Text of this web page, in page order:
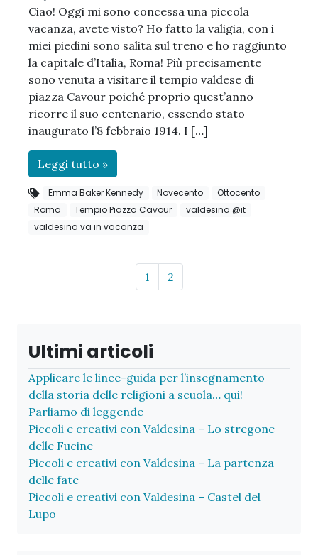
Ciao! Oggi mi sono concessa una piccola
vacanza, avete visto? Ho fatto la valigia, con i
miei piedini sono salita sul treno e ho raggiunto
la capitale d’Italia, Roma! Più precisamente
sono venuta a visitare il tempio valdese di
piazza Cavour poiché proprio quest’anno
ricorre il suo centenario, essendo stato
inaugurato l’8 febbraio 1914. I […]
Leggi tutto »
Emma Baker Kennedy Novecento
Ottocento
Roma
Tempio Piazza Cavour
valdesina @it
valdesina va in vacanza
Page
1 Page
2
Ultimi articoli
Applicare le linee-guida per l’insegnamento
della storia delle religioni a scuola… qui!
Parliamo di leggende
Piccoli e creativi con Valdesina – Lo stregone
delle Fucine
Piccoli e creativi con Valdesina – La partenza
delle fate
Piccoli e creativi con Valdesina – Castel del
Lupo